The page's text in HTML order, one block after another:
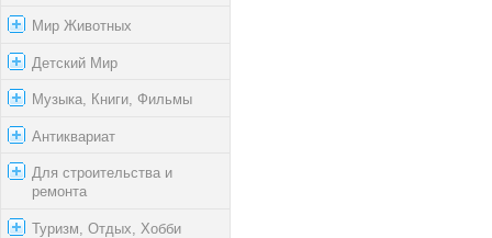
Мир Животных
Детский Мир
Музыка, Книги, Фильмы
Антиквариат
Для строительства и
ремонта
Туризм, Отдых, Хобби